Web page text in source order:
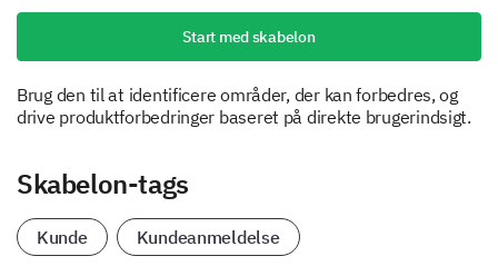
Start med skabelon
Brug den til at identificere områder, der kan forbedres, og
drive produktforbedringer baseret på direkte brugerindsigt.
Skabelon-tags
Kunde Kundeanmeldelse